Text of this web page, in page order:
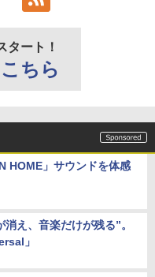
タート！
ちら
HOME」サウンドを体感
え、音楽だけが残る”。
」